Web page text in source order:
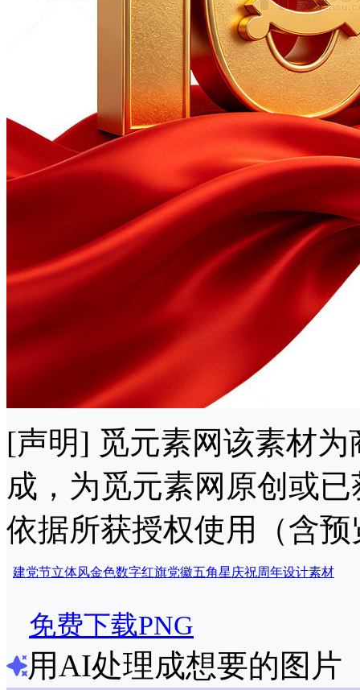
[声明] 觅元素网该素材
成，为觅元素网原创或
依据所获授权使用（含
建党节立体风金色数字红旗党徽五角星庆祝周年设计素材
免费下载PNG
用AI处理成想要的图片